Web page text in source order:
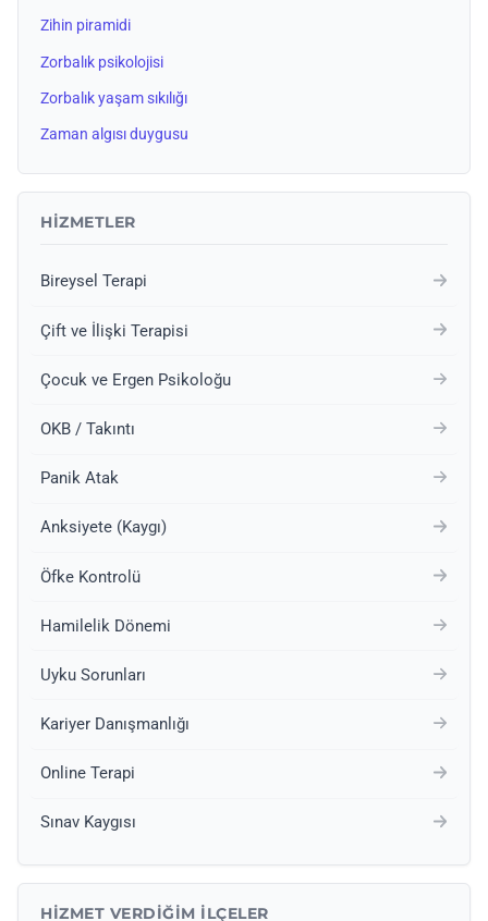
Zihin piramidi
Zorbalık psikolojisi
Zorbalık yaşam sıkılığı
Zaman algısı duygusu
HIZMETLER
Bireysel Terapi
Çift ve İlişki Terapisi
Çocuk ve Ergen Psikoloğu
OKB / Takıntı
Panik Atak
Anksiyete (Kaygı)
Öfke Kontrolü
Hamilelik Dönemi
Uyku Sorunları
Kariyer Danışmanlığı
Online Terapi
Sınav Kaygısı
HIZMET VERDIĞIM İLÇELER